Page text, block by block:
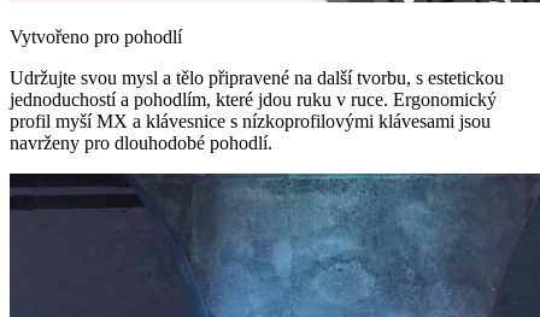
Vytvořeno pro pohodlí
Udržujte svou mysl a tělo připravené na další tvorbu, s estetickou
jednoduchostí a pohodlím, které jdou ruku v ruce. Ergonomický
profil myší MX a klávesnice s nízkoprofilovými klávesami jsou
navrženy pro dlouhodobé pohodlí.